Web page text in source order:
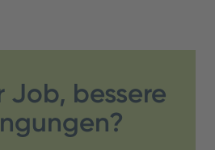
Job, bessere